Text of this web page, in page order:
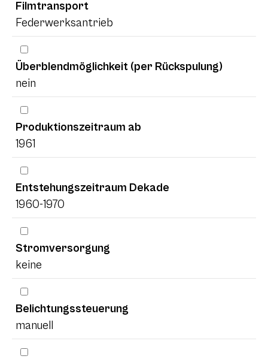
Filmtransport
Federwerksantrieb
Überblendmöglichkeit (per Rückspulung)
nein
Produktionszeitraum ab
1961
Entstehungszeitraum Dekade
1960-1970
Stromversorgung
keine
Belichtungssteuerung
manuell